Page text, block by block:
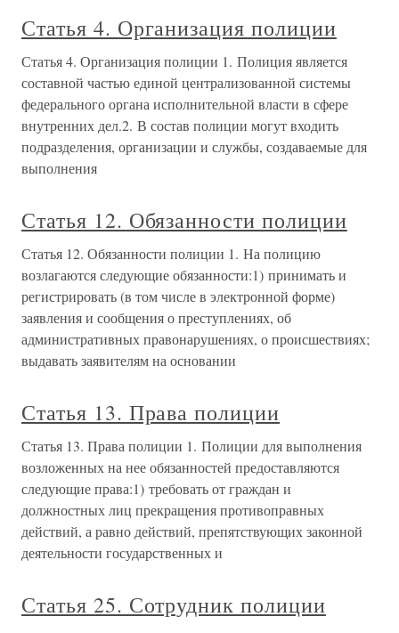
Статья 4. Организация полиции
Статья 4. Организация полиции 1. Полиция является
составной частью единой централизованной системы
федерального органа исполнительной власти в сфере
внутренних дел.2. В состав полиции могут входить
подразделения, организации и службы, создаваемые для
выполнения
Статья 12. Обязанности полиции
Статья 12. Обязанности полиции 1. На полицию
возлагаются следующие обязанности:1) принимать и
регистрировать (в том числе в электронной форме)
заявления и сообщения о преступлениях, об
административных правонарушениях, о происшествиях;
выдавать заявителям на основании
Статья 13. Права полиции
Статья 13. Права полиции 1. Полиции для выполнения
возложенных на нее обязанностей предоставляются
следующие права:1) требовать от граждан и
должностных лиц прекращения противоправных
действий, а равно действий, препятствующих законной
деятельности государственных и
Статья 25. Сотрудник полиции